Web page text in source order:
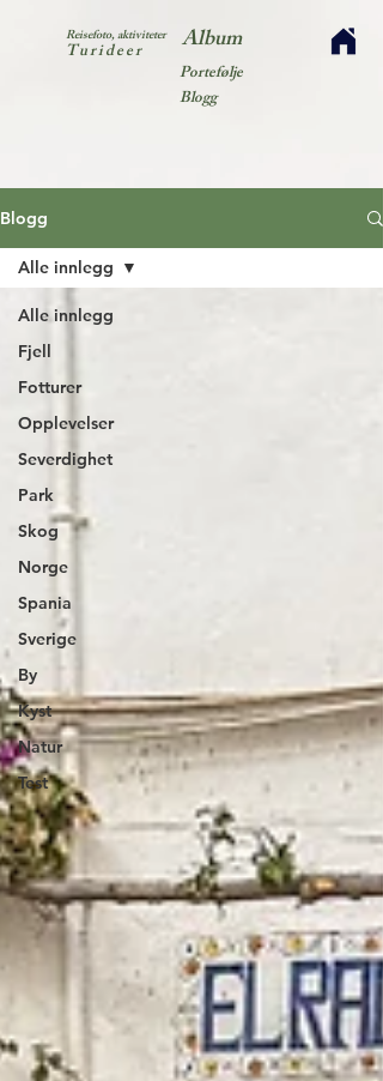
Reisefoto, aktiviteter
Turideer Album
Portefølje
Blogg
Blogg
Alle innlegg
Fjell
Fotturer
Opplevelser
Severdighet
Park
Skog
Norge
Spania
Sverige
By
Kyst
Natur
Test
Alle innlegg